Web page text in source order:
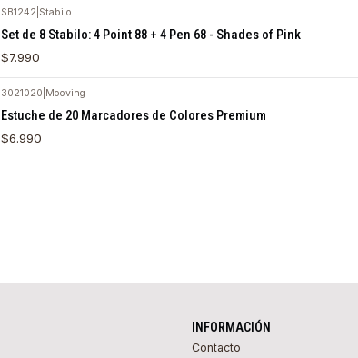
SB1242 Stabilo
Set de 8 Stabilo: 4 Point 88 + 4 Pen 68 - Shades of Pink
$7.990
3021020 Mooving
Estuche de 20 Marcadores de Colores Premium
$6.990
INFORMACIÓN
Contacto